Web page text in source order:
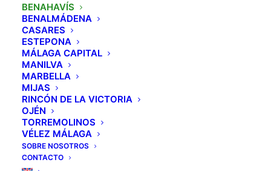
BENAHAVÍS
BENALMÁDENA
CASARES
ESTEPONA
MÁLAGA CAPITAL
MANILVA
MARBELLA
MIJAS
RINCÓN DE LA VICTORIA
OJÉN
TORREMOLINOS
VÉLEZ MÁLAGA
SOBRE NOSOTROS
CONTACTO
Villa Padierna Golf
Guía de campos de golf
Benahavís